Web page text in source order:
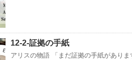
12-2-証拠の手紙
アリスの物語 「まだ証拠の手紙があり